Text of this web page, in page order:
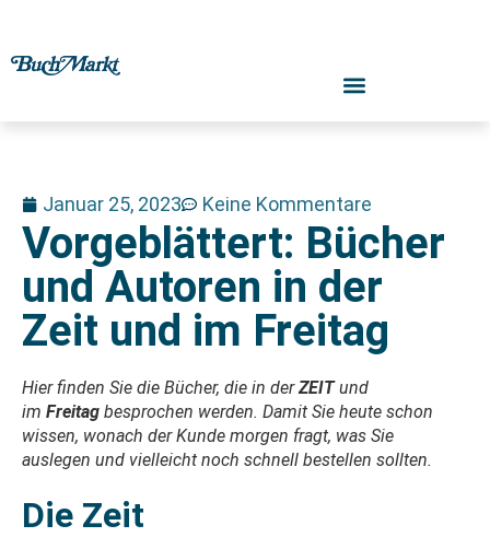
Januar 25, 2023 Keine Kommentare
Vorgeblättert: Bücher
und Autoren in der
Zeit und im Freitag
Hier finden Sie die Bücher, die in derZEITund
im Freitag besprochen werden. Damit Sie heute schon
wissen, wonach der Kunde morgen fragt, was Sie
auslegen und vielleicht noch schnell bestellen sollten.
Die Zeit